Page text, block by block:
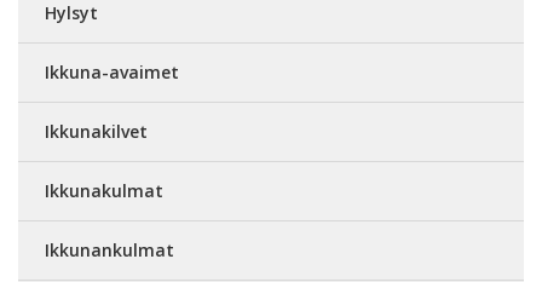
Hylsyt
Ikkuna-avaimet
Ikkunakilvet
Ikkunakulmat
Ikkunankulmat